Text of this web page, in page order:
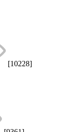
[10228]